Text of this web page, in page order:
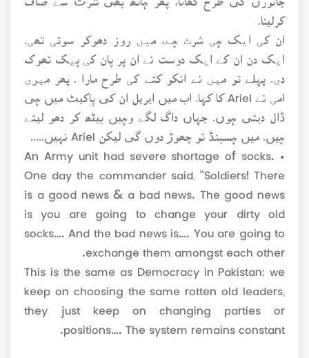
کرلینا۔
ان کی ایک ہی شرٹ ہے، میں روز دھوکر سوتی تھی۔
ایک دن ان کے ایک دوست نے ان پر پان کی پیک تھوک
دی۔ پہلے تو میں نے انکو کتے کی طرح مارا ۔ پھر میری
امی نے Ariel کا کہا۔ اب میں ایریل ان کی پاکیٹ میں ہی
ڈال دیتی ہوں۔ جہاں داگ لگے وہیں بیٹھ کر دھو لیتے
ہیں۔ میں ہسبنڈ تو چھوڑ دوں گی لیکن Ariel نہیں۔۔۔۔۔
• An Army unit had severe shortage of socks.
One day the commander said, “Soldiers! There
is a good news & a bad news. The good news